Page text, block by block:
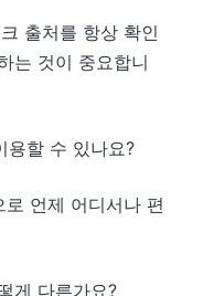
출처를 항상 확인
는 것이 중요합니
용할 수 있나요?
언제 어디서나 편
게 다른가요?